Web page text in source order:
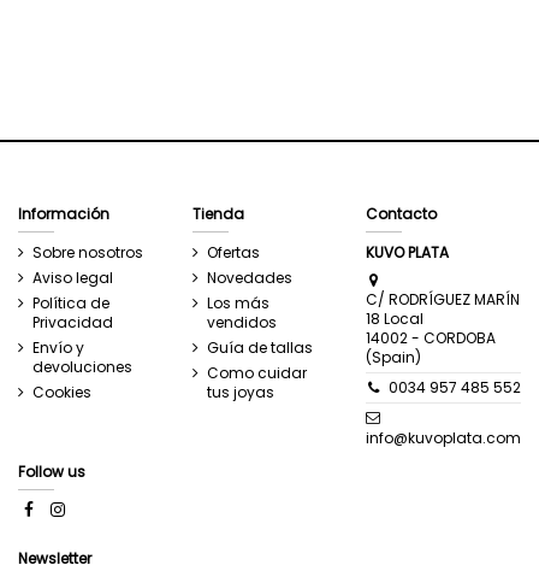
Información
Sobre nosotros
Aviso legal
Política de
Privacidad
Envío y
devoluciones
Cookies
Tienda
Ofertas
Novedades
Los más
vendidos
Guía de tallas
Como cuidar
tus joyas
Contacto
KUVO PLATA
C/ RODRÍGUEZ MARÍN
18 Local
14002 - CORDOBA
(Spain)
0034 957 485 552
info@kuvoplata.com
Follow us
Newsletter